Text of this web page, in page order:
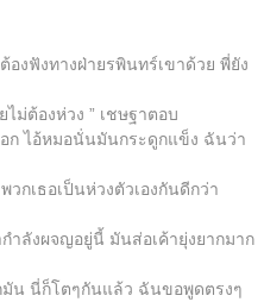
องฟังทางฝ่ายรพินทร์เขาด้วย พี่ยัง
ม่ต้องห่วง ” เชษฐาตอบ
ก ไอ้หมอนั่นมันกระดูกแข็ง ฉันว่า
กเธอเป็นห่วงตัวเองกันดีกว่า
ำลังผจญอยู่นี้ มันส่อเค้ายุ่งยากมาก
มัน นี่ก็โตๆกันแล้ว ฉันขอพูดตรงๆ